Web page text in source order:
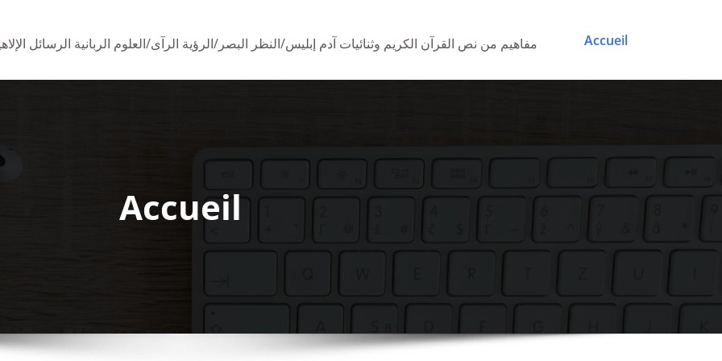
مفاهيم من نص القرآن الكريم وثنائيات آدم إبليس/النظر البصر/الرؤية الرآى/العلوم الربانية الرسائل
Accueil
Accueil